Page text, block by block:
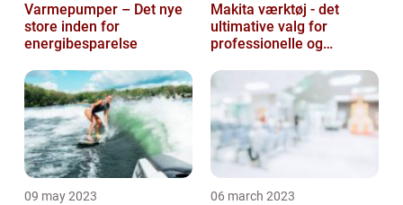
Varmepumper – Det nye
store inden for
energibesparelse
Makita værktøj - det
ultimative valg for
professionelle og
selv'ere
09 may 2023 06 march 2023